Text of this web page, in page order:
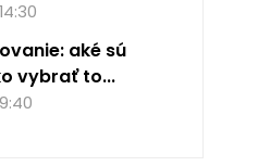
aké sú
vybrať to...